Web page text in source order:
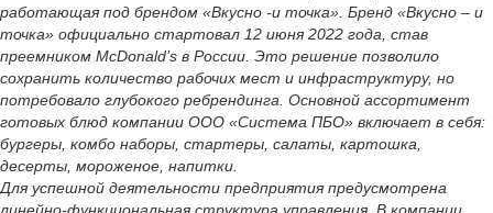
работающая под брендом «Вкусно -и точка». Бренд «Вкусно – и
точка» официально стартовал 12 июня 2022 года, став
преемником McDonald’s в России. Это решение позволило
сохранить количество рабочих мест и инфраструктуру, но
потребовало глубокого ребрендинга. Основной ассортимент
готовых блюд компании ООО «Система ПБО» включает в себя:
бургеры, комбо наборы, стартеры, салаты, картошка,
десерты, мороженое, напитки.
Для успешной деятельности предприятия предусмотрена